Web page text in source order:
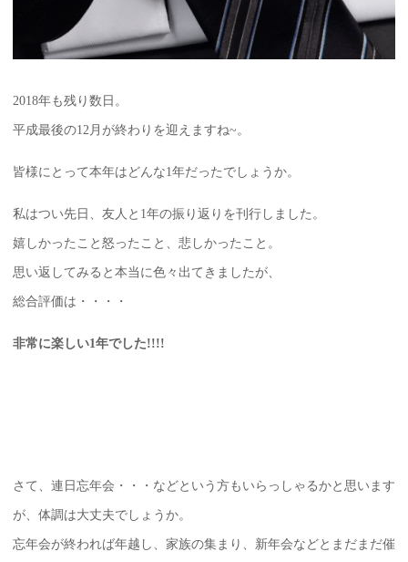
2018年も残り数日。
平成最後の12月が終わりを迎えますね~。
皆様にとって本年はどんな1年だったでしょうか。
私はつい先日、友人と1年の振り返りを刊行しました。
嬉しかったこと怒ったこと、悲しかったこと。
思い返してみると本当に色々出てきましたが、
総合評価は・・・・
非常に楽しい1年でした!!!!
さて、連日忘年会・・・などという方もいらっしゃるかと思います
が、体調は大丈夫でしょうか。
忘年会が終われば年越し、家族の集まり、新年会などとまだまだ催